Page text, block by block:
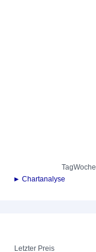
TagWoche
► Chartanalyse
Letzter Preis